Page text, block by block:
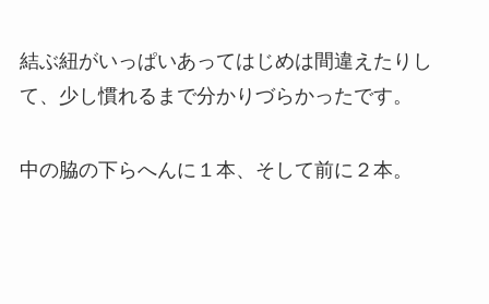
結ぶ紐がいっぱいあってはじめは間違えたりし
て、少し慣れるまで分かりづらかったです。
中の脇の下らへんに１本、そして前に２本。